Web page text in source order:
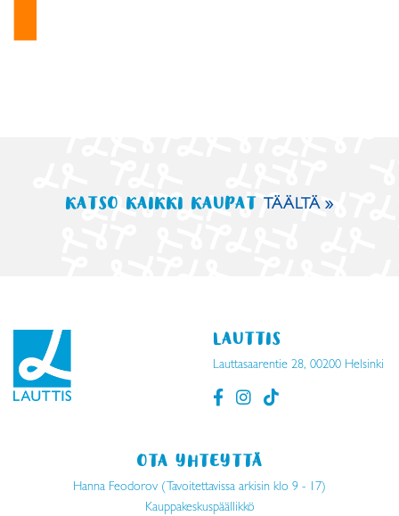
KATSO KAIKKI KAUPAT TÄÄLTÄ »
LAUTTIS
Lauttasaarentie 28, 00200 Helsinki
OTA YHTEYTTÄ
Hanna Feodorov (Tavoitettavissa arkisin klo 9 - 17)
Kauppakeskuspäällikkö